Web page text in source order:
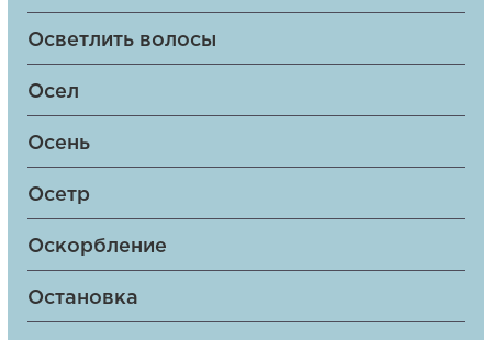
Осветлить волосы
Осел
Осень
Осетр
Оскорбление
Остановка